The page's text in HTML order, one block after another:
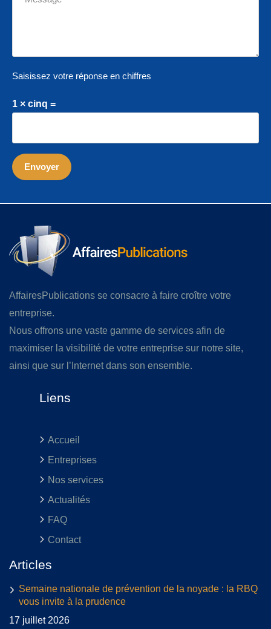
Saisissez votre réponse en chiffres
1 × cinq =
AffairesPublications se consacre à faire croître votre
entreprise.
Nous offrons une vaste gamme de services afin de
maximiser la visibilité de votre entreprise sur notre site,
ainsi que sur l’Internet dans son ensemble.
Liens
Accueil
Entreprises
Nos services
Actualités
FAQ
Contact
Articles
Semaine nationale de prévention de la noyade : la RBQ
vous invite à la prudence
17 juillet 2026